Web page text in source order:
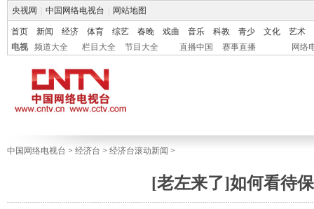
央视网 中国网络电视台 网站地图
首页 新闻 经济 体育 综艺 春晚 戏曲 音乐 科教 青少 文化
艺术
电视
频道大全 栏目大全 节目大全 直播中国 赛事直播 网络
中国网络电视台 > 经济台 > 经济台滚动新闻 >
[老左来了]如何看待